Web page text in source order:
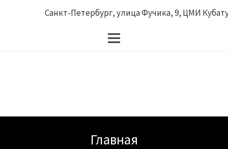
Санкт-Петербург, улица Фучика, 9, ЦМИ
Главная